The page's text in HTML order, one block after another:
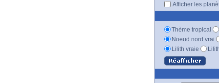
Afficher les
Thème tropical
Noeud nord vrai
Lilith vraie